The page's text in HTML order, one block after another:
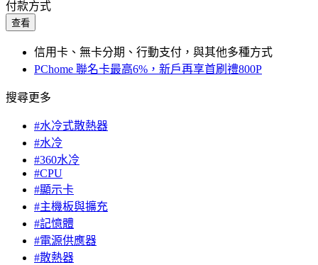
付款方式
查看
信用卡、無卡分期、行動支付，與其他多種方式
PChome 聯名卡最高6%，新戶再享首刷禮800P
搜尋更多
#水冷式散熱器
#水冷
#360水冷
#CPU
#顯示卡
#主機板與擴充
#記憶體
#電源供應器
#散熱器